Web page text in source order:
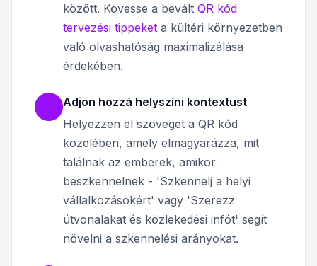
között. Kövesse a bevált QR kód
tervezési tippeket a kültéri környezetben
való olvashatóság maximalizálása
érdekében.
Adjon hozzá helyszíni kontextust
Helyezzen el szöveget a QR kód
közelében, amely elmagyarázza, mit
találnak az emberek, amikor
beszkennelnek - 'Szkennelj a helyi
vállalkozásokért' vagy 'Szerezz
útvonalakat és közlekedési infót' segít
növelni a szkennelési arányokat.